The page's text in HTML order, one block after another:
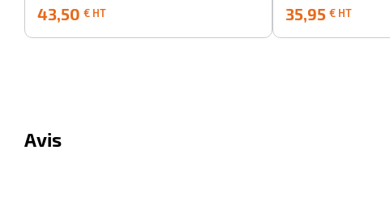
43,50 € HT
HT
35,95 € HT
HT
Avis